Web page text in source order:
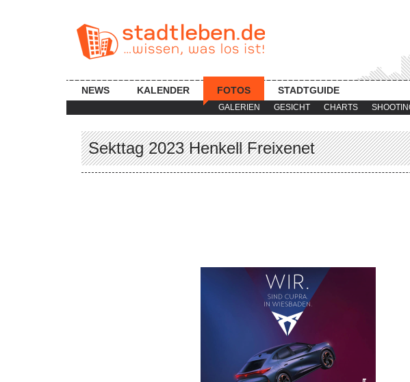
GALERIEN GESICHT CHARTS
NEWS KALENDER FOTOS STADTGUIDE
Sekttag 2023 Henkell Freixenet